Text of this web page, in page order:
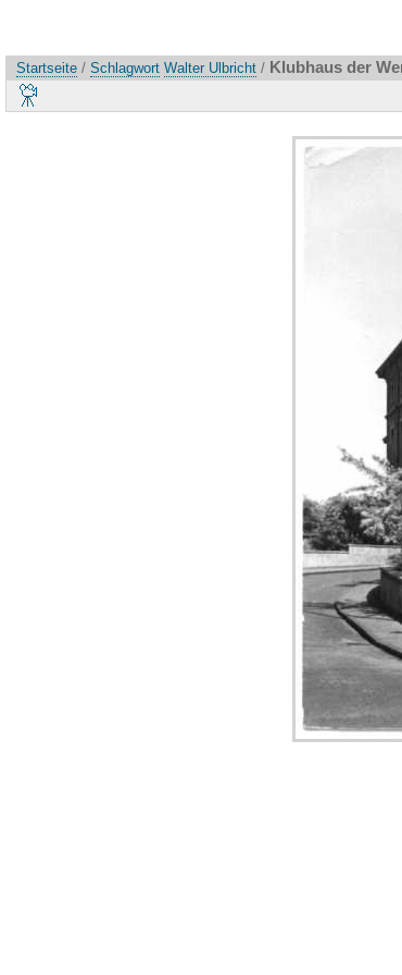
Startseite / Schlagwort Walter Ulbricht / Klubhaus der